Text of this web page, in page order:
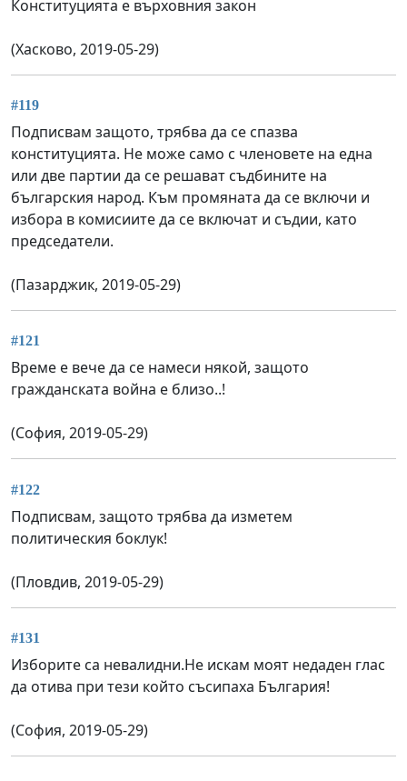
Конституцията е върховния закон
(Хасково, 2019-05-29)
#119
Подписвам защото, трябва да се спазва
конституцията. Не може само с членовете на една
или две партии да се решават съдбините на
българския народ. Към промяната да се включи и
избора в комисиите да се включат и съдии, като
председатели.
(Пазарджик, 2019-05-29)
#121
Време е вече да се намеси някой, защото
гражданската война е близо..!
(София, 2019-05-29)
#122
Подписвам, защото трябва да изметем
политическия боклук!
(Пловдив, 2019-05-29)
#131
Изборите са невалидни.Не искам моят недаден глас
да отива при тези който съсипаха България!
(София, 2019-05-29)